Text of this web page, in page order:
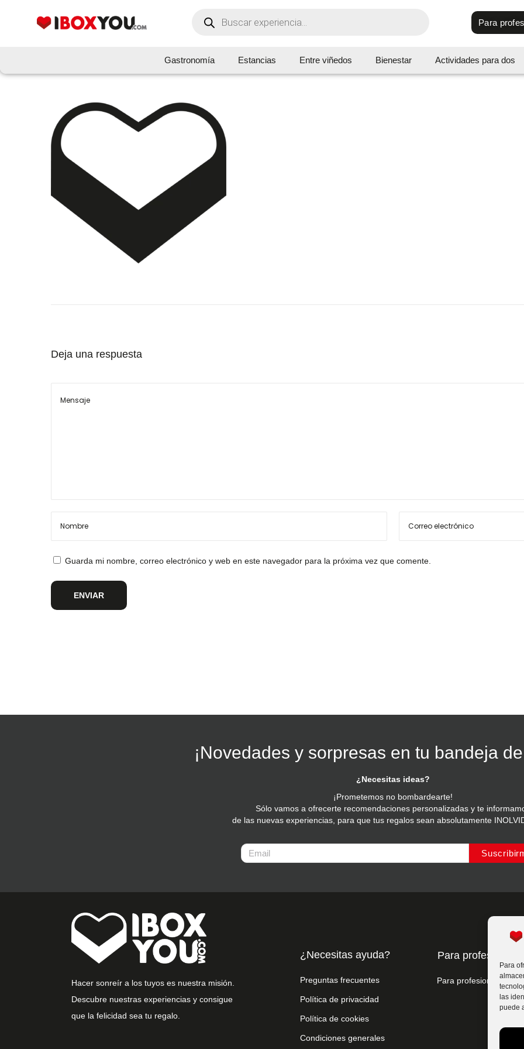
Para
las
puede
Para
Gastronomía Estancias Entre viñedos Bienestar Actividades para dos
Deja una respuesta
Guarda mi nombre, correo electrónico y web en este navegador para la próxima vez que comente.
¡Novedades y sorpresas en tu bandeja
¿Necesitas ideas?
¡Prometemos no bombardearte!
Sólo vamos a ofrecerte recomendaciones personalizadas y te
de las nuevas experiencias, para que tus regalos sean absolutamente
Hacer sonreír a los tuyos es nuestra misión.
Descubre nuestras experiencias y consigue
que la felicidad sea tu regalo.
¿Necesitas ayuda?
Preguntas frecuentes
Política de privacidad
Política de cookies
Condiciones generales
Para profesionales
Para profesionales